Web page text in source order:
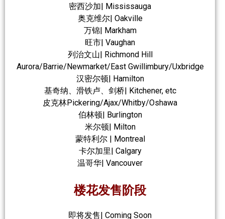
密西沙加| Mississauga
奥克维尔| Oakville
万锦| Markham
旺市| Vaughan
列治文山| Richmond Hill
Aurora/Barrie/Newmarket/East Gwillimbury/Uxbridge
汉密尔顿| Hamilton
基奇纳、滑铁卢、剑桥| Kitchener, etc
皮克林Pickering/Ajax/Whitby/Oshawa
伯林顿| Burlington
米尔顿| Milton
蒙特利尔 | Montreal
卡尔加里| Calgary
温哥华| Vancouver
楼花发售阶段
即将发售| Coming Soon